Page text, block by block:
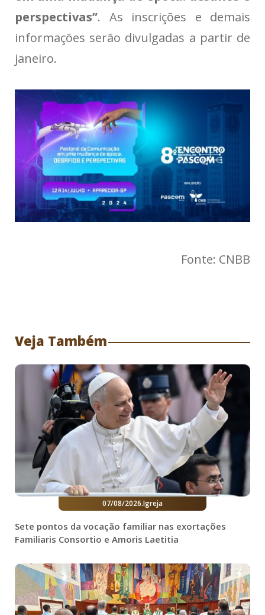
perspectivas”. As inscrições e demais
informações serão divulgadas a partir de
janeiro.
Fonte: CNBB
Veja Também
07/08/2026.Igreja
Sete pontos da vocação familiar nas exortações
Familiaris Consortio e Amoris Laetitia